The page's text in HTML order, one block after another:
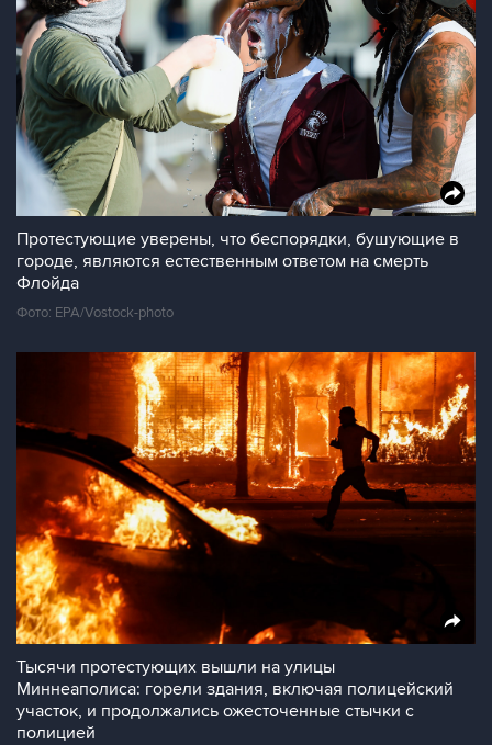
Протестующие уверены, что беспорядки, бушующие в
городе, являются естественным ответом на смерть
Флойда
Фото: EPA/Vostock-photo
Тысячи протестующих вышли на улицы
Миннеаполиса: горели здания, включая полицейский
участок, и продолжались ожесточенные стычки с
полицией